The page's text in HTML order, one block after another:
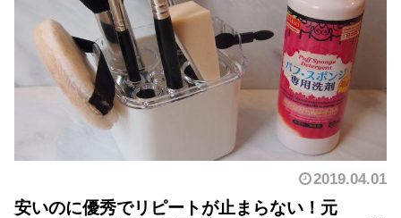
2019.04.01
安いのに優秀でリピートが止まらない！元